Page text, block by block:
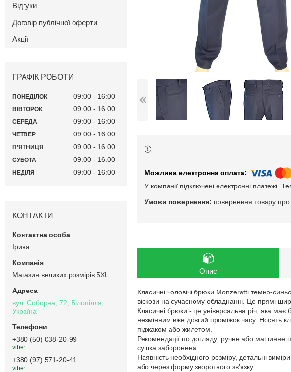
У компанії підключені електронні платежі.
повернення товару
Опис
Класичні чоловічі брюки Monzeratti темно-
віскози на сучасному обладнанні. Це прямі
Класичні брюки - це універсальна річ, яка має
незмінним вже довгий проміжок часу. Носять
піджаком або жилетом.
Рекомендації по догляду: ручне або машинне
сушка заборонена.
Наявність необхідного розміру, детальні
або через форму зворотного зв'язку.
Відгуки
Договір публічної оферти
Акції
ГРАФІК РОБОТИ
ПОНЕДІЛОК 09:00 16:00
ВІВТОРОК 09:00 16:00
СЕРЕДА 09:00 16:00
ЧЕТВЕР 09:00 16:00
ПʼЯТНИЦЯ 09:00 16:00
СУБОТА 09:00 16:00
НЕДІЛЯ 09:00 16:00
КОНТАКТИ
Ірина
Магазин великих розмірів 5XL
вул. Соборна, 72, Білопілля,
Україна
+380 (50) 038-20-99
viber
+380 (97) 571-20-41
viber